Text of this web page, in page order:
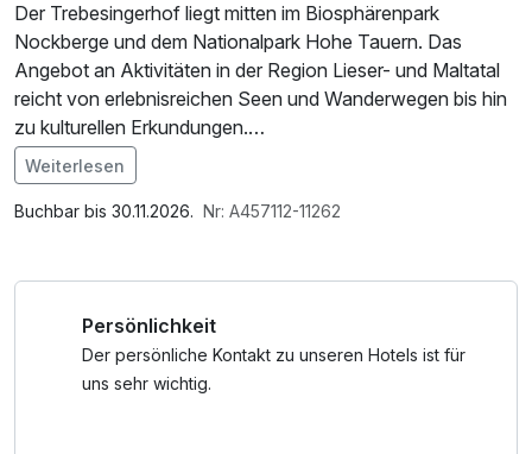
Der Trebesingerhof liegt mitten im Biosphärenpark
Nockberge und dem Nationalpark Hohe Tauern. Das
Angebot an Aktivitäten in der Region Lieser- und Maltatal
reicht von erlebnisreichen Seen und Wanderwegen bis hin
zu kulturellen Erkundungen.
*die GRATIS KärntenCard bietet Ihnen über 100
• Wasserspielpark Fallbach/Maltatal
• Jump Dome Klagenfurt
• Strandbad Stockenboi am Weissensee
Im Angebot enthalten
Saunabenutzung, Saunatuch, Leihbademantel, Parkplatz,
Badetasche mit Bademantel und -tücher
Weiterlesen
Buchbar bis 30.11.2026. Nr: A457112-11262
Persönlichkeit
Der persönliche Kontakt zu unseren Hotels ist für
uns sehr wichtig.